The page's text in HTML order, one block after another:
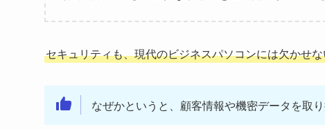
セキュリティも、現代のビジネスパソコンには欠かせ
なぜかというと、顧客情報や機密データを取